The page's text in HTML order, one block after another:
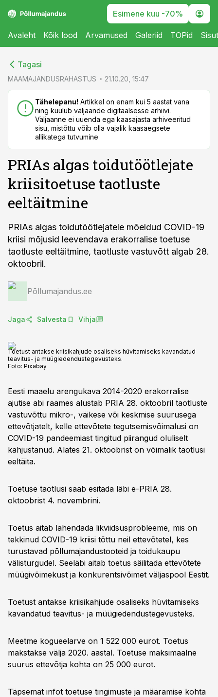
Esimene kuu -70%
Avaleht Kõik lood Arvamused Galeriid TOPid
Tagasi
MAAMAJANDUSRAHASTUS 21.10.20, 15:47
Tähelepanu! Artikkel on enam kui 5 aastat vana
ning kuulub väljaande digitaalsesse arhiivi.
Väljaanne ei uuenda ega kaasajasta arhiveeritud
sisu, mistõttu võib olla vajalik kaasaegsete
allikatega tutvumine
PRIAs algas toidutöötlejate
kriisitoetuse taotluste
eeltäitmine
PRIAs algas toidutöötlejatele mõeldud COVID-19
kriisi mõjusid leevendava erakorralise toetuse
taotluste eeltäitmine, taotluste vastuvõtt algab 28.
oktoobril.
Põllumajandus.ee
Jaga Salvesta Vihja
Toetust antakse kriisikahjude osaliseks hüvitamiseks kavandatud
teavitus- ja müügiedendustegevusteks.
Foto: Pixabay
Eesti maaelu arengukava 2014-2020 erakorralise
ajutise abi raames alustab PRIA 28. oktoobril taotluste
vastuvõttu mikro-, väikese või keskmise suurusega
ettevõtjatelt, kelle ettevõtete tegutsemisvõimalusi on
COVID-19 pandeemiast tingitud piirangud oluliselt
kahjustanud. Alates 21. oktoobrist on võimalik taotlusi
eeltäita.
Toetuse taotlusi saab esitada läbi e-PRIA 28.
oktoobrist 4. novembrini.
Toetus aitab lahendada likviidsusprobleeme, mis on
tekkinud COVID-19 kriisi tõttu neil ettevõtetel, kes
turustavad põllumajandustooteid ja toidukaupu
välisturgudel. Seeläbi aitab toetus säilitada ettevõtete
müügivõimekust ja konkurentsivõimet väljaspool Eestit.
Toetust antakse kriisikahjude osaliseks hüvitamiseks
kavandatud teavitus- ja müügiedendustegevusteks.
Meetme kogueelarve on 1 522 000 eurot. Toetus
makstakse välja 2020. aastal. Toetuse maksimaalne
suurus ettevõtja kohta on 25 000 eurot.
Täpsemat infot toetuse tingimuste ja määramise kohta